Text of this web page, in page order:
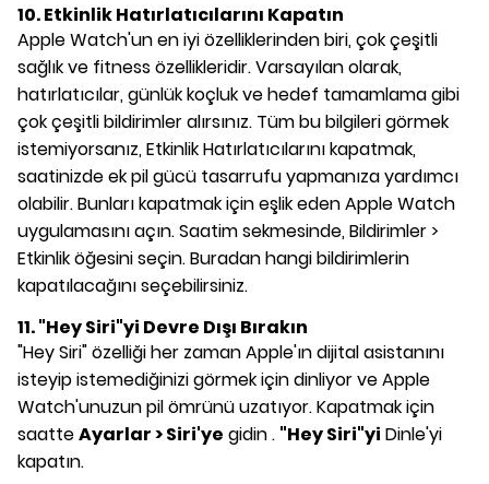
10. Etkinlik Hatırlatıcılarını Kapatın
Apple Watch'un en iyi özelliklerinden biri, çok çeşitli
sağlık ve fitness özellikleridir. Varsayılan olarak,
hatırlatıcılar, günlük koçluk ve hedef tamamlama gibi
çok çeşitli bildirimler alırsınız. Tüm bu bilgileri görmek
istemiyorsanız, Etkinlik Hatırlatıcılarını kapatmak,
saatinizde ek pil gücü tasarrufu yapmanıza yardımcı
olabilir. Bunları kapatmak için eşlik eden Apple Watch
uygulamasını açın. Saatim sekmesinde, Bildirimler >
Etkinlik öğesini seçin. Buradan hangi bildirimlerin
kapatılacağını seçebilirsiniz.
11. "Hey Siri"yi Devre Dışı Bırakın
"Hey Siri" özelliği her zaman Apple'ın dijital asistanını
isteyip istemediğinizi görmek için dinliyor ve Apple
Watch'unuzun pil ömrünü uzatıyor. Kapatmak için
saatteAyarlar > Siri'ye gidin . "Hey Siri"yi Dinle'yi
kapatın.